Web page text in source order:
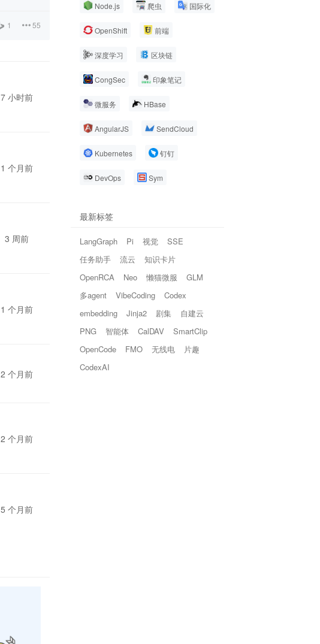
1 55
7 小时前
1 个月前
3 周前
1 个月前
2 个月前
2 个月前
5 个月前
Node.js 爬虫 国际化
OpenShift 前端
深度学习 区块链
CongSec 印象笔记
微服务 HBase
AngularJS SendCloud
Kubernetes 钉钉
DevOps Sym
最新标签
LangGraph Pi 视觉
SSE
任务助手
流云
知识卡片
OpenRCA
Neo 懒猫微服
GLM
多agent
VibeCoding
Codex
embedding
Jinja2 剧集
自建云
PNG
智能体 CalDAV
SmartClip
OpenCode
FMO 无线电
片趣
CodexAI